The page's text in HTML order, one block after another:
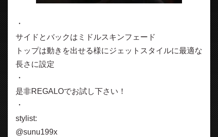
・
サイドとバックはミドルスキンフェード
トップは動きを出せる様にジェットスタイルに最適な
長さに設定
・
是非REGALOでお試し下さい！
・
stylist:
@sunu199x